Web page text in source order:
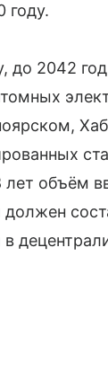
году.
до 2042
объём
должен